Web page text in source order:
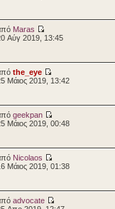
Maras
Αύγ 2019, 13:45
the_eye
Μάιος 2019, 13:42
geekpan
Μάιος 2019, 00:48
Nicolaos
Μάιος 2019, 01:38
advocate